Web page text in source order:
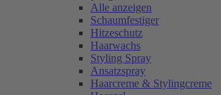
Alle anzeigen
Schaumfestiger
Hitzeschutz
Haarwachs
Styling Spray
Ansatzspray
Haarcreme & Stylingcreme